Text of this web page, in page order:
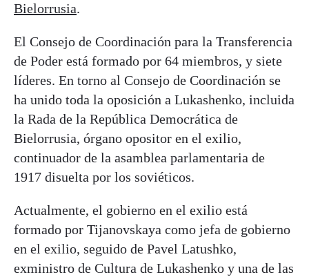
Bielorrusia.
El Consejo de Coordinación para la Transferencia
de Poder está formado por 64 miembros, y siete
líderes. En torno al Consejo de Coordinación se
ha unido toda la oposición a Lukashenko, incluida
la Rada de la República Democrática de
Bielorrusia, órgano opositor en el exilio,
continuador de la asamblea parlamentaria de
1917 disuelta por los soviéticos.
Actualmente, el gobierno en el exilio está
formado por Tijanovskaya como jefa de gobierno
en el exilio, seguido de Pavel Latushko,
exministro de Cultura de Lukashenko y una de las